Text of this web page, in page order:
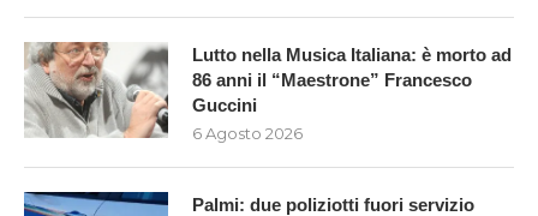
Lutto nella Musica Italiana: è morto ad
86 anni il “Maestrone” Francesco
Guccini
6 Agosto 2026
Palmi: due poliziotti fuori servizio